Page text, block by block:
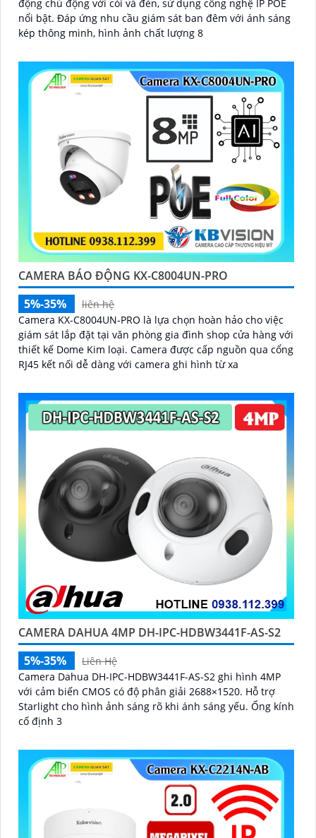
động chủ động với còi và đèn, sử dụng công nghệ IP POE
nổi bật. Đáp ứng nhu cầu giám sát ban đêm với ánh sáng
kép thông minh, hình ảnh chất lượng 8
CAMERA BÁO ĐỘNG KX-C8004UN-PRO
5%-35%
liên hệ
Camera KX-C8004UN-PRO là lựa chọn hoàn hảo cho việc
giám sát lắp đặt tại văn phòng gia đình shop cửa hàng với
thiết kế Dome Kim loại. Camera được cấp nguồn qua cổng
RJ45 kết nối dễ dàng với camera ghi hình từ xa
CAMERA DAHUA 4MP DH-IPC-HDBW3441F-AS-S2
5%-35%
Liên Hệ
Camera Dahua DH-IPC-HDBW3441F-AS-S2 ghi hình 4MP
với cảm biến CMOS có độ phân giải 2688×1520. Hỗ trợ
Starlight cho hình ảnh sáng rõ khi ánh sáng yếu. Ống kính
cố định 3